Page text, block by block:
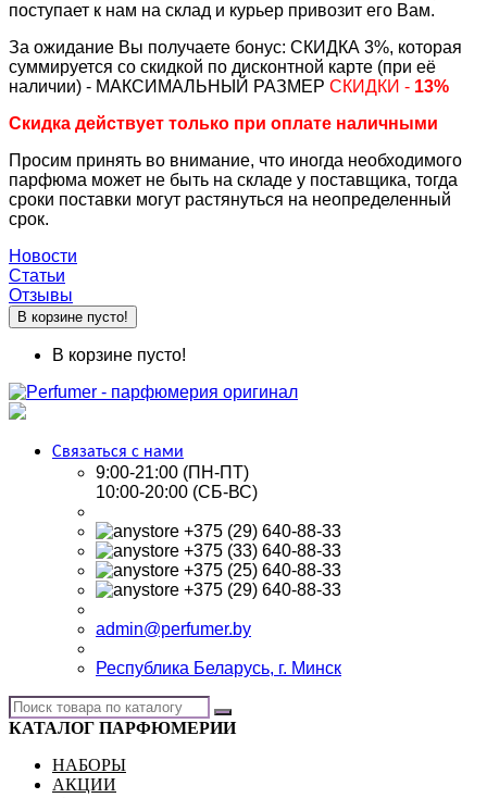
поступает к нам на склад и курьер привозит его Вам.
За ожидание Вы получаете бонус: СКИДКА 3%, которая
суммируется со скидкой по дисконтной карте (при её
наличии) - МАКСИМАЛЬНЫЙ РАЗМЕР СКИДКИ - 13%
Скидка действует только при оплате наличными
Просим принять во внимание, что иногда необходимого
парфюма может не быть на складе у поставщика, тогда
сроки поставки могут растянуться на неопределенный
срок.
Новости
Статьи
Отзывы
В корзине пусто!
В корзине пусто!
Связаться с нами
9:00-21:00 (ПН-ПТ)
10:00-20:00 (СБ-ВС)
+375 (29) 640-88-33
+375 (33) 640-88-33
+375 (25) 640-88-33
+375 (29) 640-88-33
admin@perfumer.by
Республика Беларусь, г. Минск
КАТАЛОГ ПАРФЮМЕРИИ
НАБОРЫ
АКЦИИ